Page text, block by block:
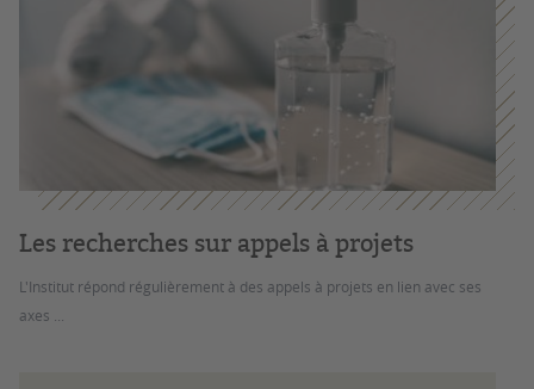
Les recherches sur appels à projets
L'Institut répond régulièrement à des appels à projets en lien avec ses
axes ...